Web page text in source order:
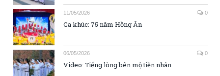
11/05/2026 0
Ca khúc: 75 năm Hồng Ân
06/05/2026 0
Video: Tiếng lòng bên mộ tiền nhân